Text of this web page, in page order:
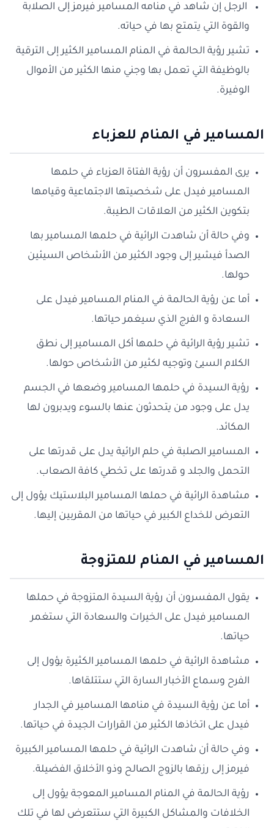
الرجل إن شاهد في منامه المسامير فيرمز إلى الصلابة
والقوة التي يتمتع بها في حياته.
تشير رؤية الحالمة في المنام المسامير الكثير إلى الترقية
بالوظيفة التي تعمل بها وجني منها الكثير من الأموال
الوفيرة.
المسامير في المنام للعزباء
يرى المفسرون أن رؤية الفتاة العزباء في حلمها
المسامير فيدل على شخصيتها الاجتماعية وقيامها
بتكوين الكثير من العلاقات الطيبة.
وفي حالة أن شاهدت الرائية في حلمها المسامير بها
الصدأ فيشير إلى وجود الكثير من الأشخاص السيئين
حولها.
أما عن رؤية الحالمة في المنام المسامير فيدل على
السعادة و الفرج الذي سيغمر حياتها.
تشير رؤية الرائية في حلمها أكل المسامير إلى نطق
الكلام السيئ وتوجيه لكثير من الأشخاص حولها.
رؤية السيدة في حلمها المسامير وضعها في الجسم
يدل على وجود من يتحدثون عنها بالسوء ويدبرون لها
المكائد.
المسامير الصلبة في حلم الرائية يدل على قدرتها على
التحمل والجلد و قدرتها على تخطي كافة الصعاب.
مشاهدة الرائية في حملها المسامير البلاستيك يؤول إلى
التعرض للخداع الكبير في حياتها من المقربين إليها.
المسامير في المنام للمتزوجة
يقول المفسرون أن رؤية السيدة المتزوجة في حملها
المسامير فيدل على الخيرات والسعادة التي ستغمر
حياتها.
مشاهدة الرائية في حلمها المسامير الكثيرة يؤول إلى
الفرح وسماع الأخبار السارة التي ستتلقاها.
أما عن رؤية السيدة في منامها المسامير في الجدار
فيدل على اتخاذها الكثير من القرارات الجيدة في حياتها.
وفي حالة أن شاهدت الرائية في حلمها المسامير الكبيرة
فيرمز إلى رزقها بالزوج الصالح وذو الأخلاق الفضيلة.
رؤية الحالمة في المنام المسامير المعوجة يؤول إلى
الخلافات والمشاكل الكبيرة التي ستتعرض لها في تلك